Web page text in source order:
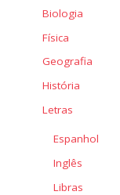
Biologia
Física
Geografia
História
Letras
Espanhol
Inglês
Libras